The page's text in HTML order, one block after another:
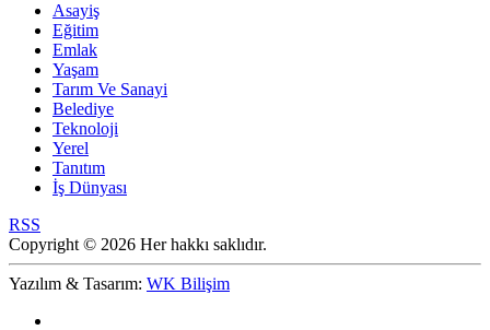
Asayiş
Eğitim
Emlak
Yaşam
Tarım Ve Sanayi
Belediye
Teknoloji
Yerel
Tanıtım
İş Dünyası
RSS
Copyright © 2026 Her hakkı saklıdır.
Yazılım & Tasarım: WK Bilişim